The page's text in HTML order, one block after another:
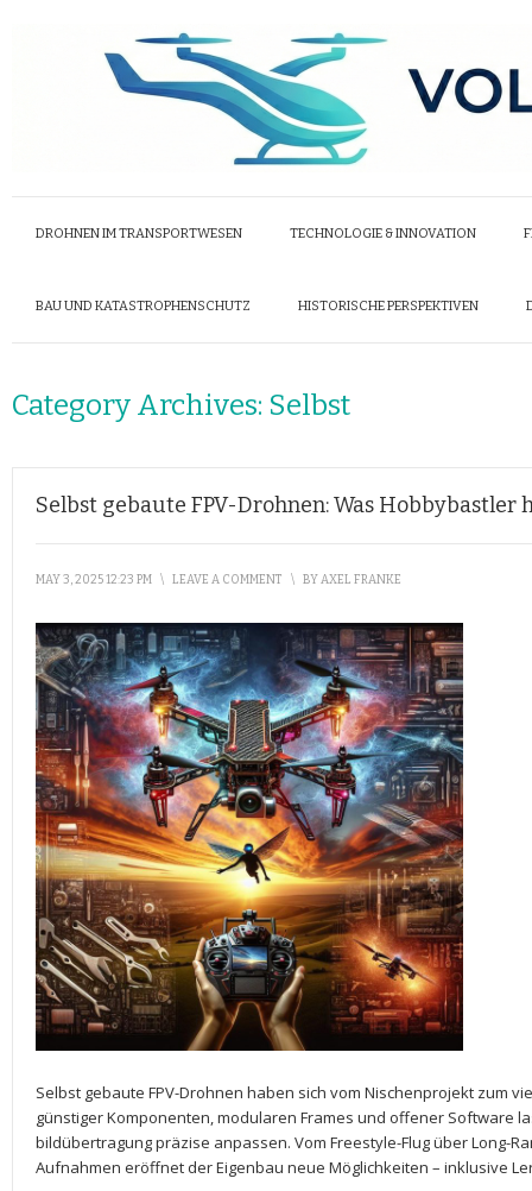
DROHNEN IM TRANSPORTWESEN TECHNOLOGIE & INNOVATION
BAU UND KATASTROPHENSCHUTZ HISTORISCHE PERSPEKTIVEN
Category Archives: Selbst
Selbst gebaute FPV-Drohnen: Was
MAY 3, 2025 12:23 PM \ LEAVE A COMMENT \ BYAXEL FRANKE
Selbst gebaute⁣ FPV-Drohnen haben sich vom Nischenprojekt zum
günstiger Komponenten, modularen Frames und offener Software
bildübertragung präzise anpassen. Vom Freestyle-Flug über Long-
Aufnahmen eröffnet der Eigenbau neue Möglichkeiten – inklusive